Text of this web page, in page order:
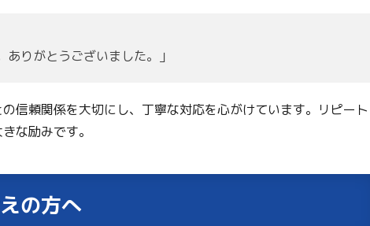
ありがとうございました。」
信頼関係を大切にし、丁寧な対応を心がけています。リピート
な励みです。
の方へ